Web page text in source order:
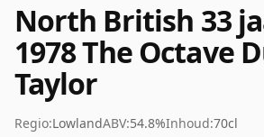
North British 33
1978 The Octave
Taylor
Regio:LowlandABV:54.8%Inhoud:70cl